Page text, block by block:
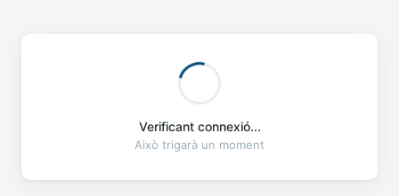
Verificant connexió...
Això trigarà un moment